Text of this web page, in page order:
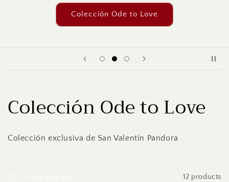
Colección Ode to Love
C
o
Colección Ode to Love
Colección exclusiva de San Valentín Pandora
12 products